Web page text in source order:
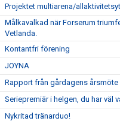
VÅRA SPONSORER
Projektet multiarena/
Målkavalkad när Forserum
Vetlanda.
Kontantfri förening
JOYNA
Rapport från gårdagens årsmöte
Seriepremiär i helgen, du har väl
Nykritad tränarduo!